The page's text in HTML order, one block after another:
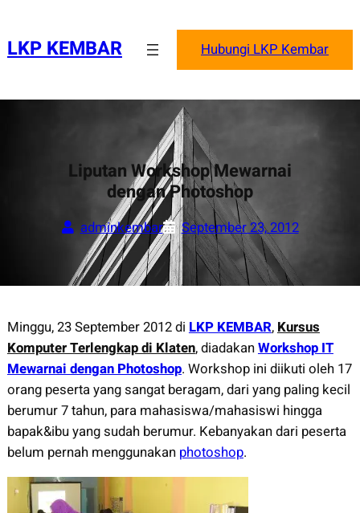
content
LKP KEMBAR Hubungi LKP Kembar
Liputan Workshop Mewarnai
dengan Photoshop
adminkembar September 23, 2012
Minggu, 23 September 2012 di LKP KEMBAR, Kursus
Komputer Terlengkap di Klaten, diadakanWorkshop IT
Mewarnai dengan Photoshop. Workshop ini diikuti oleh 17
orang peserta yang sangat beragam, dari yang paling kecil
berumur 7 tahun, para mahasiswa/mahasiswi hingga
bapak&ibu yang sudah berumur. Kebanyakan dari peserta
belum pernah menggunakan photoshop.